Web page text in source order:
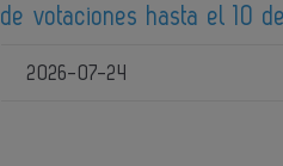
de votaciones hasta el 10
2026-07-24